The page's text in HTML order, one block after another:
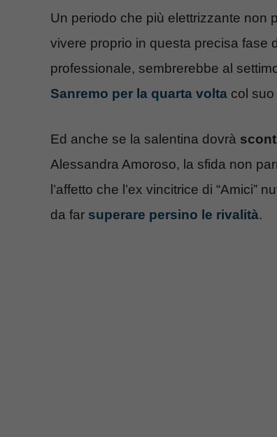
Un periodo che più elettrizzante non
vivere proprio in questa precisa fase
professionale, sembrerebbe al
Sanremo per la quarta volta col suo
Ed anche se la salentina dovrà
Alessandra Amoroso, la sfida non
l’affetto che l’ex vincitrice di
da far superare persino le rivalità.